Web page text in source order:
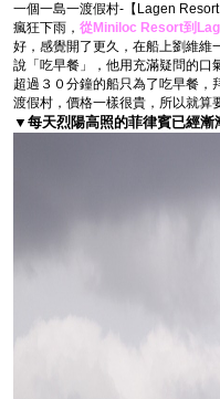
一個一島一渡假村-【Lagen
瘋狂下雨， 從Miniloc Resort到
好，感覺開了更久，在船上劉維
說「吃早餐」，他用充滿疑問的口
超過３０分鐘的船只為了吃早餐
渡假村，價格一樣很貴，所以就算
▼每天烈陽高照的菲律賓已經漸